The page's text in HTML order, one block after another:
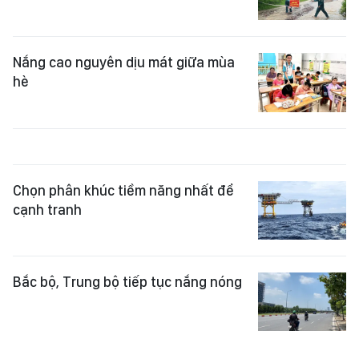
Nắng cao nguyên dịu mát giữa mùa
hè
Chọn phân khúc tiềm năng nhất để
cạnh tranh
Bắc bộ, Trung bộ tiếp tục nắng nóng